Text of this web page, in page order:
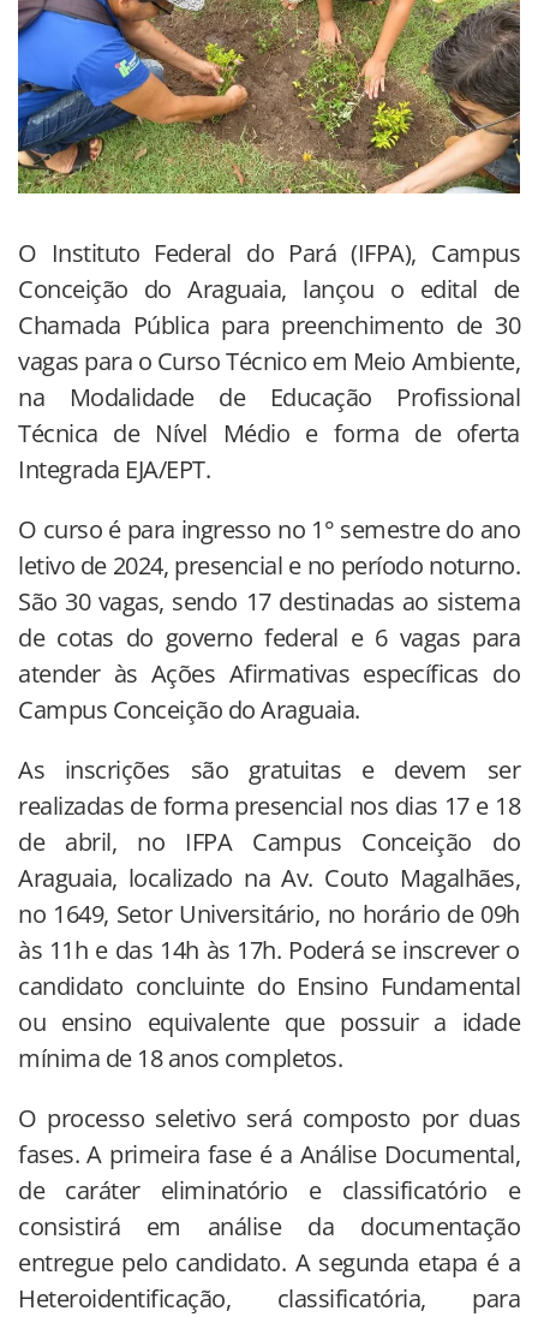
O Instituto Federal do Pará (IFPA), Campus
Conceição do Araguaia, lançou o edital de
Chamada Pública para preenchimento de 30
vagas para o Curso Técnico em Meio Ambiente,
na Modalidade de Educação Profissional
Técnica de Nível Médio e forma de oferta
Integrada EJA/EPT.
O curso é para ingresso no 1° semestre do ano
letivo de 2024, presencial e no período noturno.
São 30 vagas, sendo 17 destinadas ao sistema
de cotas do governo federal e 6 vagas para
atender às Ações Afirmativas específicas do
Campus Conceição do Araguaia.
As inscrições são gratuitas e devem ser
realizadas de forma presencial nos dias 17 e 18
de abril, no IFPA Campus Conceição do
Araguaia, localizado na Av. Couto Magalhães,
no 1649, Setor Universitário, no horário de 09h
às 11h e das 14h às 17h. Poderá se inscrever o
candidato concluinte do Ensino Fundamental
ou ensino equivalente que possuir a idade
mínima de 18 anos completos.
O processo seletivo será composto por duas
fases. A primeira fase é a Análise Documental,
de caráter eliminatório e classificatório e
consistirá em análise da documentação
entregue pelo candidato. A segunda etapa é a
Heteroidentificação, classificatória, para